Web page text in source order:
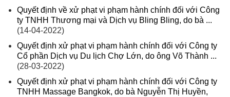
Quyết định về xử phạt vi phạm hành chính đối với Công
ty TNHH Thương mại và Dịch vụ Bling Bling, do bà ...
(14-04-2022)
Quyết định xử phạt vi phạm hành chính đối với Công ty
Cổ phần Dịch vụ Du lịch Chợ Lớn, do ông Võ Thành ...
(28-03-2022)
Quyết định xử phạt vi phạm hành chính đối với Công ty
TNHH Massage Bangkok, do bà Nguyễn Thị Huyền,